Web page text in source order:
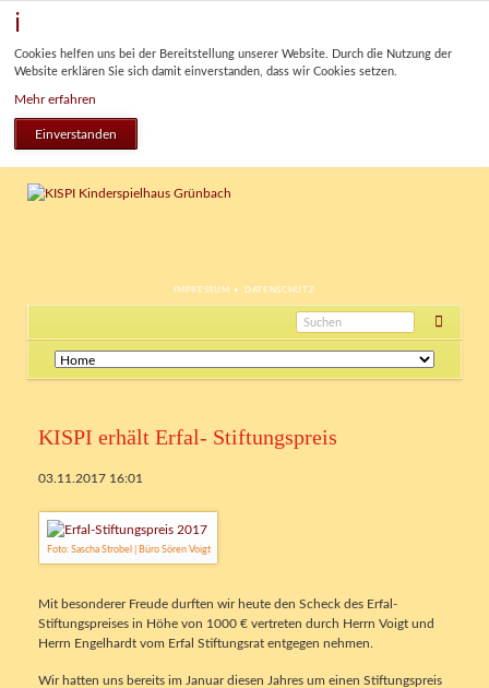
Cookies helfen uns bei der Bereitstellung unserer Website. Durch die Nutzung der
Website erklären Sie sich damit einverstanden, dass wir Cookies setzen.
Mehr erfahren
Einverstanden
NAVIGATION
IMPRESSUM DATENSCHUTZ
Navigation
überspringen
KISPI erhält Erfal- Stiftungspreis
03.11.2017 16:01
Foto: Sascha Strobel | Büro Sören Voigt
Mit besonderer Freude durften wir heute den Scheck des Erfal-
Stiftungspreises in Höhe von 1000 € vertreten durch Herrn Voigt und
Herrn Engelhardt vom Erfal Stiftungsrat entgegen nehmen.
Wir hatten uns bereits im Januar diesen Jahres um einen Stiftungspreis